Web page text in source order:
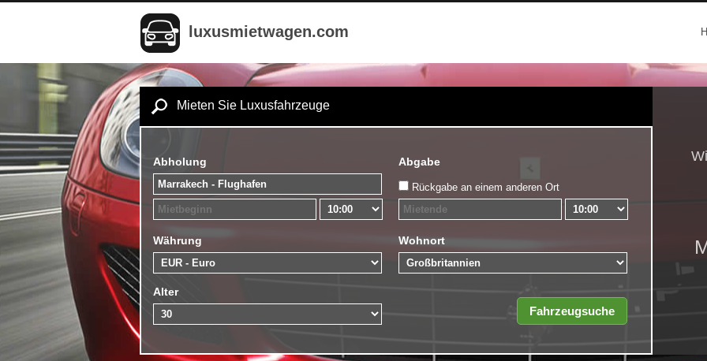
luxusmietwagen.com
Mieten Sie Luxusfahrzeuge
Abholung Abgabe
Rückgabe an einem anderen Ort
Währung Wohnort
Alter